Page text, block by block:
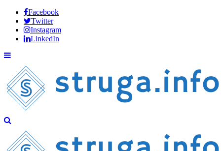
Facebook
Twitter
Instagram
LinkedIn